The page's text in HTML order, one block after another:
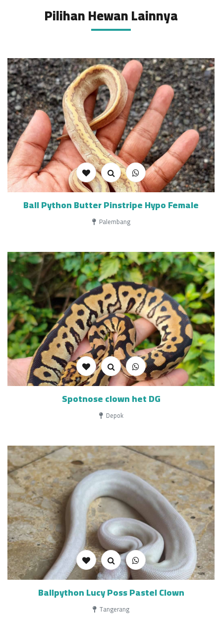
Pilihan Hewan Lainnya
Ball Python Butter Pinstripe Hypo Female
Palembang
Spotnose clown het DG
Depok
Ballpython Lucy Poss Pastel Clown
Tangerang